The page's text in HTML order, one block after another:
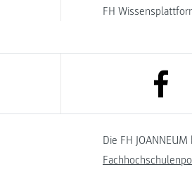
FH
link
Die FH